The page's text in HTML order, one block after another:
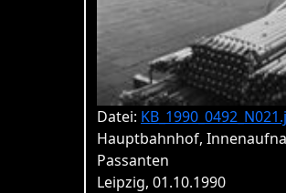
Datei:
Hauptbahnhof,
Passanten
Leipzig, 01.10.1990